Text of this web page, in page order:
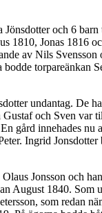
och 6
1810, Jonas
av Nils
torpareänkan
undantag. De
och Sven
gård innehades
Ingrid
Jonsson och
August 1840.
som redan